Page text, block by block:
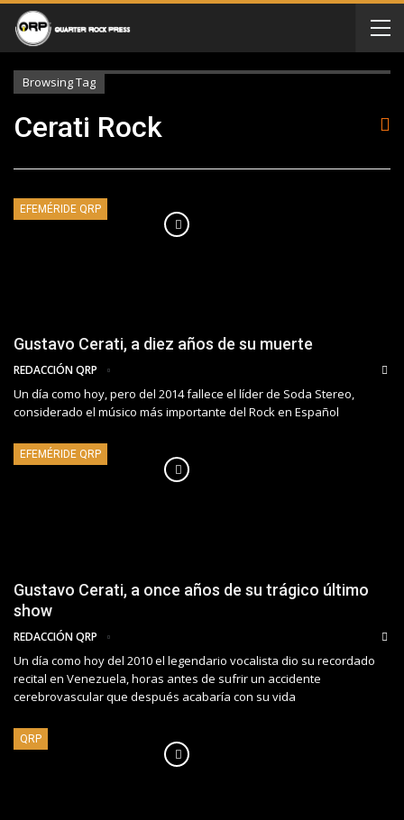
Browsing Tag
Cerati Rock
EFEMÉRIDE QRP
Gustavo Cerati, a diez años de su muerte
REDACCIÓN QRP
Un día como hoy, pero del 2014 fallece el líder de Soda Stereo,
considerado el músico más importante del Rock en Español
EFEMÉRIDE QRP
Gustavo Cerati, a once años de su trágico último
show
REDACCIÓN QRP
Un día como hoy del 2010 el legendario vocalista dio su recordado
recital en Venezuela, horas antes de sufrir un accidente
cerebrovascular que después acabaría con su vida
QRP